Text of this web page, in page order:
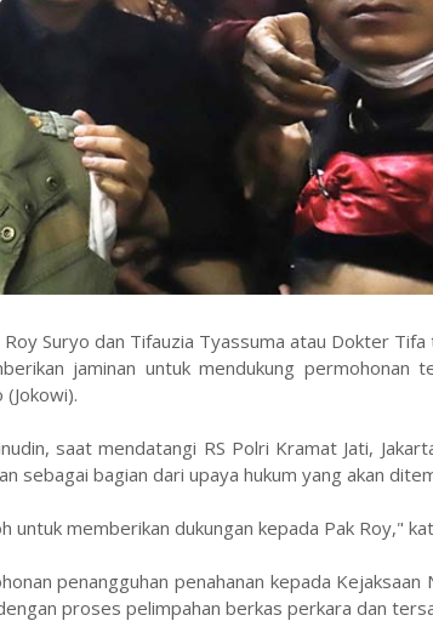
Suryo dan Tifauzia Tyassuma atau Dokter
jaminan untuk mendukung permohonan
saat mendatangi RS Polri Kramat Jati,
sebagai bagian dari upaya hukum yang akan
memberikan dukungan kepada Pak Roy,"
penangguhan penahanan kepada Kejaksaan
proses pelimpahan berkas perkara dan